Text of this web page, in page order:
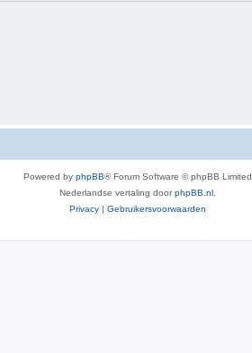
Powered by phpBB® Forum Software © phpBB Limited
Nederlandse vertaling doorphpBB.nl
Privacy | Gebruikersvoorwaarden